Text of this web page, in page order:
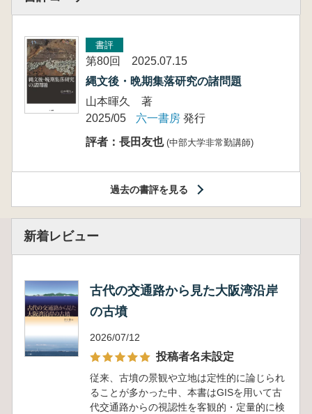
書評
第80回 2025.07.15
縄文後・晩期集落研究の諸問題
山本暉久 著
2025/05
六一書房 発行
評者：長田友也 (中部大学非常勤講師)
過去の書評を見る
新着レビュー
古代の交通路から見た大阪湾沿岸
の古墳
2026/07/12
投稿者名未設定
従来、古墳の景観や立地は定性的に論じられ
ることが多かった中、本書はGISを用いて古
代交通路からの視認性を客観的・定量的に検